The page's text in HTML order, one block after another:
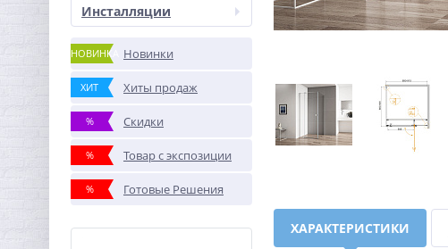
Инсталляции
НОВИНКА Новинки
ХИТ Хиты продаж
% Скидки
% Товар с экспозиции
% Готовые Решения
ХАРАКТЕРИСТИКИ